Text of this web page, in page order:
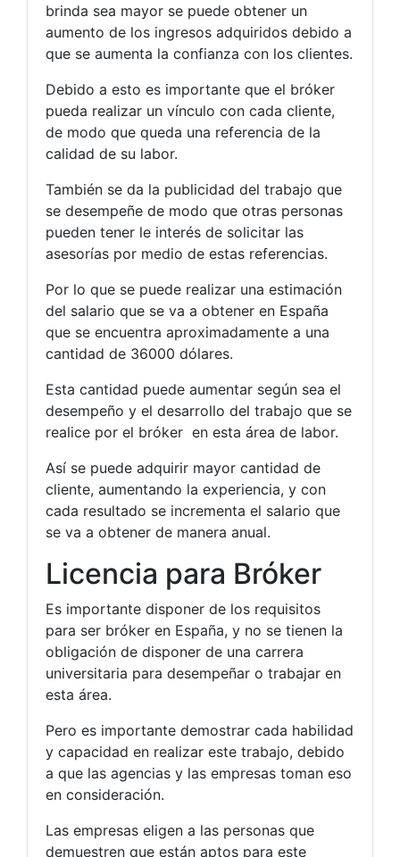
brinda sea mayor se puede obtener un
aumento de los ingresos adquiridos debido a
que se aumenta la confianza con los clientes.
Debido a esto es importante que el bróker
pueda realizar un vínculo con cada cliente,
de modo que queda una referencia de la
calidad de su labor.
También se da la publicidad del trabajo que
se desempeñe de modo que otras personas
pueden tener le interés de solicitar las
asesorías por medio de estas referencias.
Por lo que se puede realizar una estimación
del salario que se va a obtener en España
que se encuentra aproximadamente a una
cantidad de 36000 dólares.
Esta cantidad puede aumentar según sea el
desempeño y el desarrollo del trabajo que se
realice por el bróker en esta área de labor.
Así se puede adquirir mayor cantidad de
cliente, aumentando la experiencia, y con
cada resultado se incrementa el salario que
se va a obtener de manera anual.
Licencia para Bróker
Es importante disponer de los requisitos
para ser bróker en España, y no se tienen la
obligación de disponer de una carrera
universitaria para desempeñar o trabajar en
esta área.
Pero es importante demostrar cada habilidad
y capacidad en realizar este trabajo, debido
a que las agencias y las empresas toman eso
en consideración.
Las empresas eligen a las personas que
demuestren que están aptos para este